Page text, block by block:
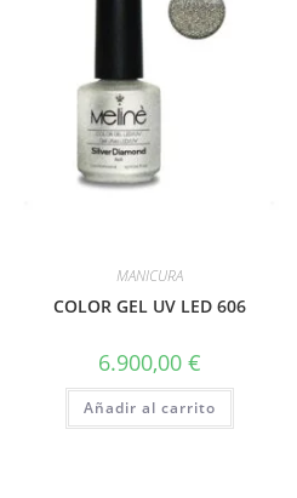
MANICURA
COLOR GEL UV LED 606
6.900,00 €
Añadir al carrito